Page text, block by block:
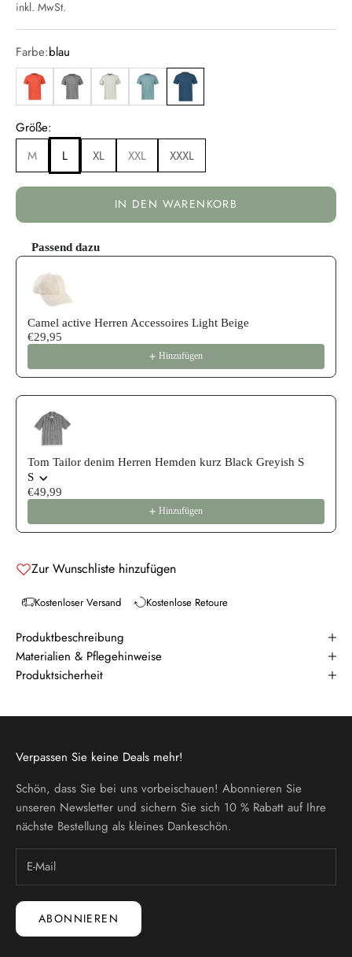
inkl. MwSt.
Farbe:blau
rot
grau beige blau blau
Größe:
M
L XL XXL XXXL
IN DEN WARENKORB
Passend dazu
Use the Previous and Next buttons to navigate through product
Camel active Herren Accessoires Light Beige
€29,95
Hinzufügen
Tom Tailor denim Herren Hemden kurz Black Greyish S
S
€49,99
Hinzufügen
Zur Wunschliste hinzufügen
Kostenloser Versand Kostenlose Retoure
Produktbeschreibung
Materialien & Pflegehinweise
Produktsicherheit
Verpassen Sie keine Deals mehr!
Schön, dass Sie bei uns vorbeischauen! Abonnieren Sie
unseren Newsletter und sichern Sie sich 10 % Rabatt auf Ihre
nächste Bestellung als kleines Dankeschön.
ABONNIEREN